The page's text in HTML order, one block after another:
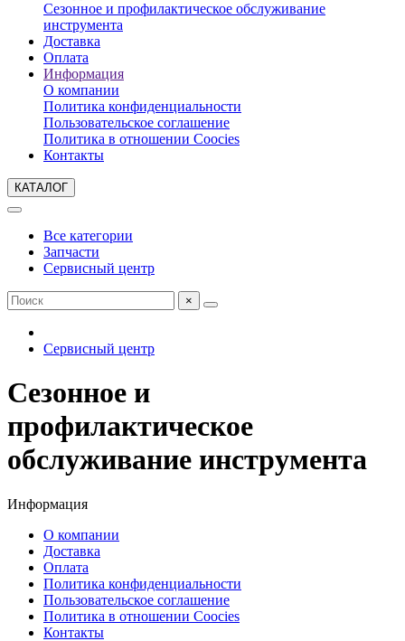
Сезонное и профилактическое обслуживание
инструмента
Доставка
Оплата
Информация
О компании
Политика конфиденциальности
Пользовательское соглашение
Политика в отношении Coocies
Контакты
КАТАЛОГ
Все категории
Запчасти
Сервисный центр
×
Сервисный центр
Сезонное и
профилактическое
обслуживание инструмента
Информация
О компании
Доставка
Оплата
Политика конфиденциальности
Пользовательское соглашение
Политика в отношении Coocies
Контакты